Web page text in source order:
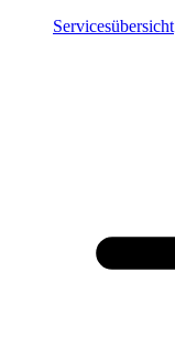
Servicesübersicht